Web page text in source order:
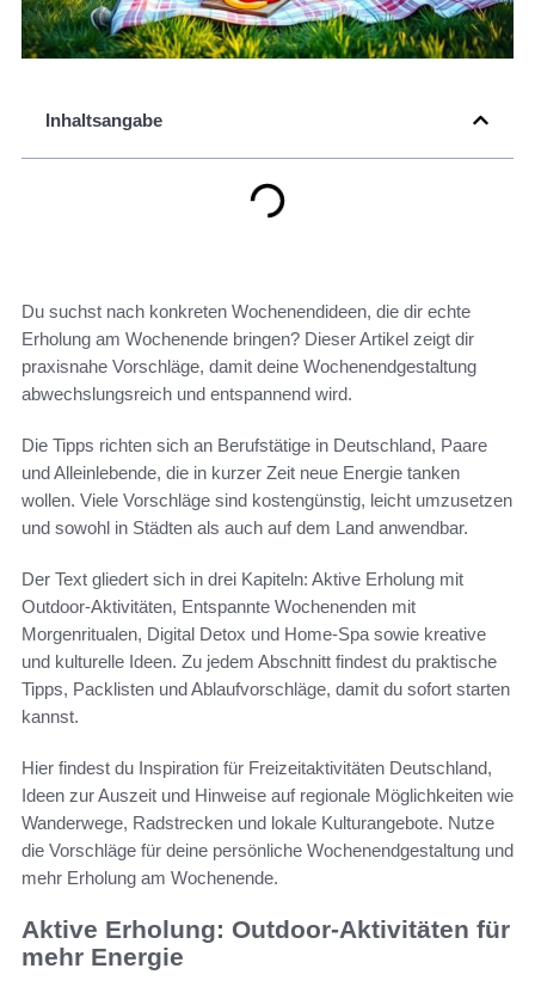
Inhaltsangabe
Du suchst nach konkreten Wochenendideen, die dir echte
Erholung am Wochenende bringen? Dieser Artikel zeigt dir
praxisnahe Vorschläge, damit deine Wochenendgestaltung
abwechslungsreich und entspannend wird.
Die Tipps richten sich an Berufstätige in Deutschland, Paare
und Alleinlebende, die in kurzer Zeit neue Energie tanken
wollen. Viele Vorschläge sind kostengünstig, leicht umzusetzen
und sowohl in Städten als auch auf dem Land anwendbar.
Der Text gliedert sich in drei Kapiteln: Aktive Erholung mit
Outdoor-Aktivitäten, Entspannte Wochenenden mit
Morgenritualen, Digital Detox und Home-Spa sowie kreative
und kulturelle Ideen. Zu jedem Abschnitt findest du praktische
Tipps, Packlisten und Ablaufvorschläge, damit du sofort starten
kannst.
Hier findest du Inspiration für Freizeitaktivitäten Deutschland,
Ideen zur Auszeit und Hinweise auf regionale Möglichkeiten wie
Wanderwege, Radstrecken und lokale Kulturangebote. Nutze
die Vorschläge für deine persönliche Wochenendgestaltung und
mehr Erholung am Wochenende.
Aktive Erholung: Outdoor-Aktivitäten für
mehr Energie